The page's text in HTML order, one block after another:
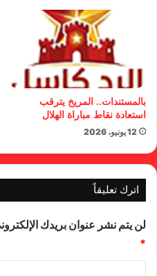
بالمستندات.. المريخ يترقب
استعادة نقاط مباراة الهلال
12 يونيو، 2026
اترك تعليقاً
لن يتم نشر عنوان بريدك
*